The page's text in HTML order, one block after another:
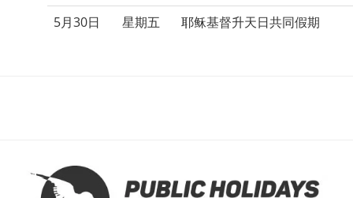
5月30日
星期五 耶稣基督升天日共同假期